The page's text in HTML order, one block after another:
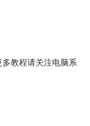
教程请关注电脑系